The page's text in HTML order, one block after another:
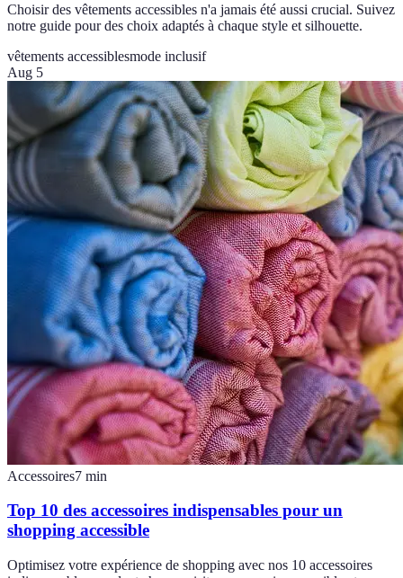
Choisir des vêtements accessibles n'a jamais été aussi crucial. Suivez
notre guide pour des choix adaptés à chaque style et silhouette.
vêtements accessiblesmode inclusif
Aug 5
Accessoires7 min
Top 10 des accessoires indispensables pour un
shopping accessible
Optimisez votre expérience de shopping avec nos 10 accessoires